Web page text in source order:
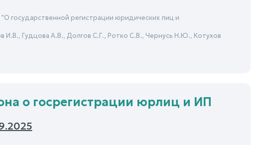
государственной регистрации юридических лиц и
И.В., Гудцова А.В., Долгов С.Г., Ротко С.В., Чернусь Н.Ю., Котухов
о госрегистрации юрлиц и ИП